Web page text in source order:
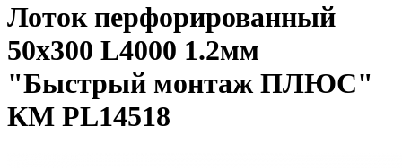
Лоток перфорированный
50х300 L4000 1.2мм
"Быстрый монтаж ПЛЮС"
КМ PL14518